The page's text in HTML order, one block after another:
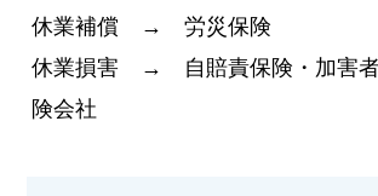
休業補償 → 労災保険
休業損害 → 自賠責保険・加害者
険会社